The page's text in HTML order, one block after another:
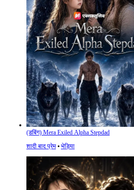
(डबिंग) Mera Exiled Alpha Stepdad
शादी बाद प्रेम⦁ भेड़िया